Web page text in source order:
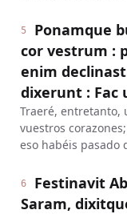
5
Ponamque
cor vestrum :
enim
dixerunt : Fac
Traeré, entretanto,
vuestros
eso habéis pasado
6
Festinavit
Saram,